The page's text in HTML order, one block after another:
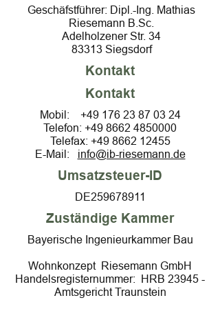
Geschäfstführer: Dipl.-Ing. Mathias
Riesemann B.Sc.
Adelholzener Str. 34
83313 Siegsdorf
Kontakt
Kontakt
Mobil: +49 176 23 87 03 24
Telefon: +49 8662 4850000
Telefax: +49 8662 12455
E-Mail: info@ib-riesemann.de
Umsatzsteuer-ID
DE259678911
Zuständige Kammer
Bayerische Ingenieurkammer Bau
Wohnkonzept Riesemann GmbH
Handelsregisternummer: HRB 23945 -
Amtsgericht Traunstein